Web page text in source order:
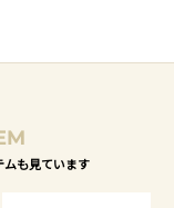
ムも見ています